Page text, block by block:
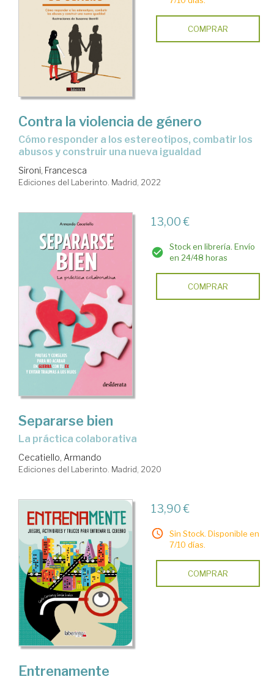
COMPRAR
Contra la violencia de género
cómo responder a los estereotipos, combatir los
abusos y construir una nueva igualdad
Sironi, Francesca
Ediciones del Laberinto. Madrid, 2022
13,00 €
Stock en librería. Envío
en 24/48 horas
COMPRAR
Separarse bien
la práctica colaborativa
Cecatiello, Armando
Ediciones del Laberinto. Madrid, 2020
13,90 €
Sin Stock. Disponible en
7/10 días.
COMPRAR
Entrenamente